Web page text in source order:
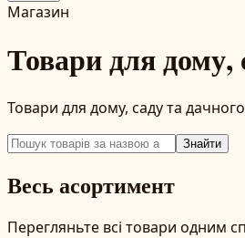
Магазин
Товари для дому,
Товари для дому, саду та
Знайти
Весь асортимент
Перегляньте всі товари одним